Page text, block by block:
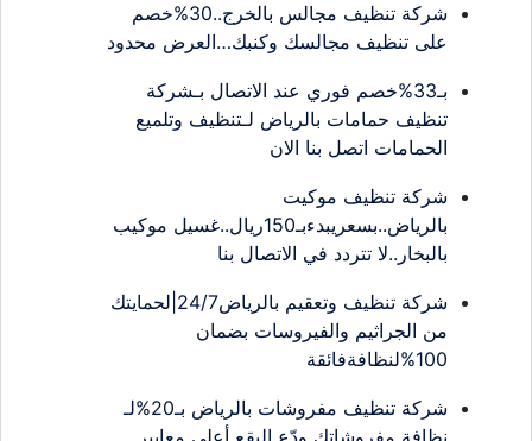
شركة تنظيف مجالس بالخرج..30%خصم
على تنظيف مجالسك وكنبك…العرض محدود
بـ33%خصم فوري عند الاتصال بـشركة
تنظيف حمامات بالرياض لـتنظيف وتلميع
الحمامات اتصل بنا الان
شركة تنظيف موكيت
بالرياض..بسعريبدءبـ150ريال..غسيل موكيب
بالبخار..لا تتردد في الاتصال بنا
شركة تنظيف وتعقيم بالرياض24/7|لحمايتك
من الجراثيم والفيروسات بضمان
100%لنظافةفائقة
شركة تنظيف مفروشات بالرياض بـ20%لـ